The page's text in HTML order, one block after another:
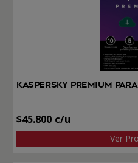
Kaspersky Premium
$45.800
Ver